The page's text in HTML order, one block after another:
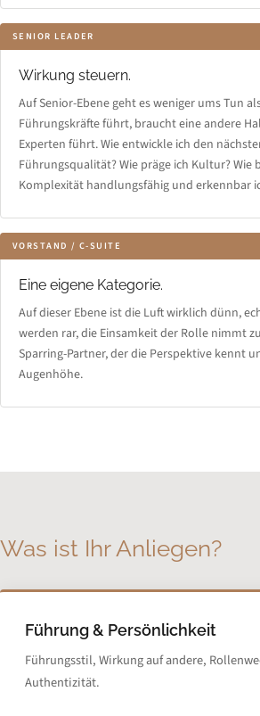
SENIOR LEADER
Wirkung steuern.
Auf Senior-Ebene geht es weniger ums Tun
Führungskräfte führt, braucht eine andere
Experten führt. Wie entwickle ich den
Führungsqualität? Wie präge ich Kultur? Wie
Komplexität handlungsfähig und erkennbar
VORSTAND / C-SUITE
Eine eigene Kategorie.
Auf dieser Ebene ist die Luft wirklich dünn,
werden rar, die Einsamkeit der Rolle nimmt
Sparring-Partner, der die Perspektive kennt
Augenhöhe.
Was ist Ihr Anliegen?
Führung & Persönlichkeit
Führungsstil, Wirkung auf andere,
Authentizität.